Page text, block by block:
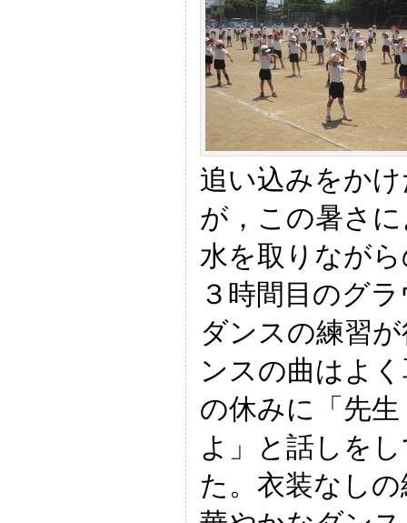
追い込みをか
が，この暑さ
水を取りなが
３時間目のグ
ダンスの練習
ンスの曲はよ
の休みに「先
よ」と話しを
た。衣装なし